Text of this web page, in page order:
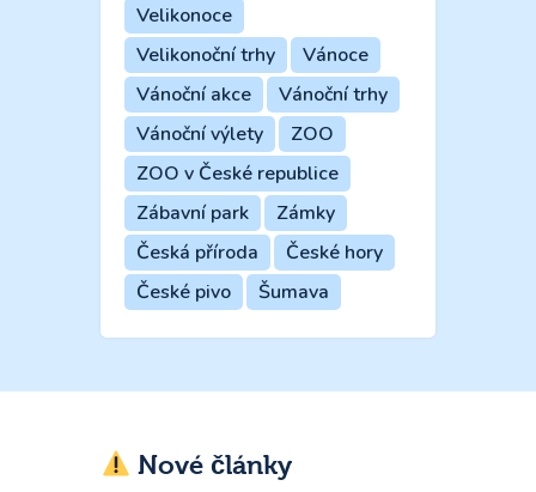
Velikonoce
Velikonoční trhy
Vánoce
Vánoční akce
Vánoční trhy
Vánoční výlety
ZOO
ZOO v České republice
Zábavní park
Zámky
Česká příroda
České hory
České pivo
Šumava
Nové články